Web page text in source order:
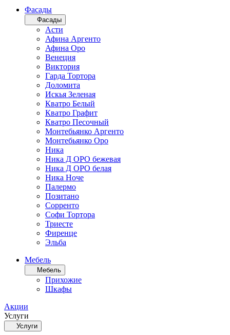
Фасады
Фасады
Асти
Афина Аргенто
Афина Оро
Венеция
Виктория
Гарда Тортора
Доломита
Искья Зеленая
Кватро Белый
Кватро Графит
Кватро Песочный
Монтебьянко Аргенто
Монтебьянко Оро
Ника
Ника Д ОРО бежевая
Ника Д ОРО белая
Ника Ноче
Палермо
Позитано
Сорренто
Софи Тортора
Триесте
Фиренце
Эльба
Мебель
Мебель
Прихожие
Шкафы
Акции
Услуги
Услуги